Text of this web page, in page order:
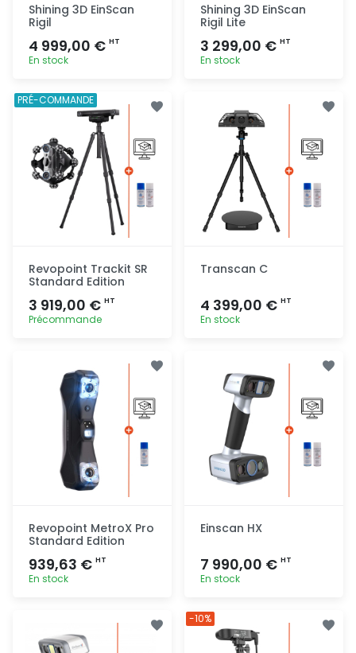
Shining 3D EinScan
Rigil
4 999,00 € HT
En stock
rapide
Shining 3D EinScan
Rigil Lite
3 299,00 € HT
En stock
Revopoint Trackit SR
Standard Edition
3 919,00 € HT
Précommande
rapide
PRÉ-COMMANDE
Transcan C
4 399,00 € HT
En stock
Revopoint MetroX Pro
Standard Edition
939,63 € HT
En stock
Einscan HX
7 990,00 € HT
En stock
-10%